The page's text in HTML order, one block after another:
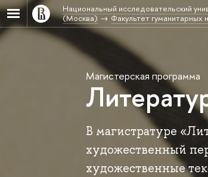
Национальный исследовательский
(Москва)
Факультет гуманитарных
Магистерская программа
В магистратуре
художественный
художественные